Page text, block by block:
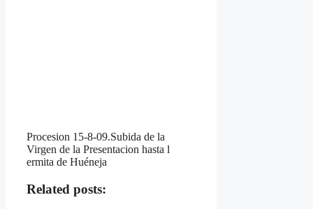
Procesion 15-8-09.Subida de la
Virgen de la Presentacion hasta l
ermita de Huéneja
Related posts: